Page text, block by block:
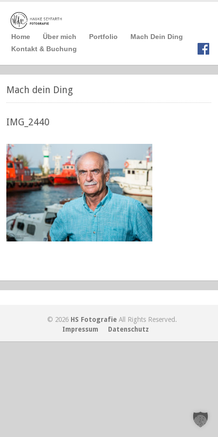
Home Über mich Portfolio
Mach Dein Ding
Kontakt & Buchung
Mach dein Ding
IMG_2440
© 2026 HS Fotografie All Rights Reserved.
Impressum
Datenschutz